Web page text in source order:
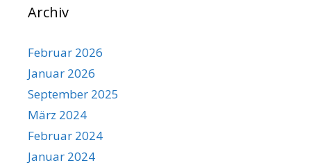
Archiv
Februar 2026
Januar 2026
September 2025
März 2024
Februar 2024
Januar 2024